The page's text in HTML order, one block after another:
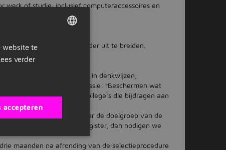
werk of studie, inclusief computeraccessoires en
uitbetalen.
IKB in de toekomst verder uit te breiden.
veiligheid. Een diversiteit in denkwijzen,
het behalen van onze missie: “Beschermen wat
op zoek naar nieuwe collega’s die bijdragen aan
in dienst te nemen die onder de doelgroep van de
in het doelgroepenregister, dan nodigen we
maanden na afronding van de selectieprocedure
website te
verder
accepteren